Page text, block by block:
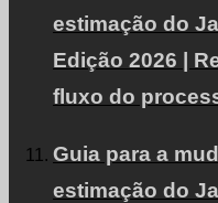
estimação do
Edição 2026 |
fluxo do
Guia para a
estimação do
Facebook
Instagram
RSS